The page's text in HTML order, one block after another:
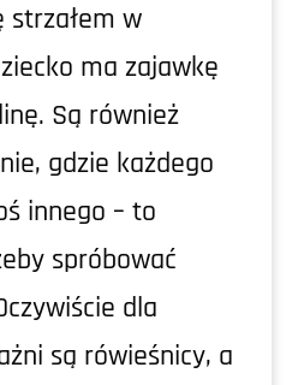
strzałem w
ma zajawkę
Są również
gdzie każdego
innego – to
spróbować
dla
są rówieśnicy, a